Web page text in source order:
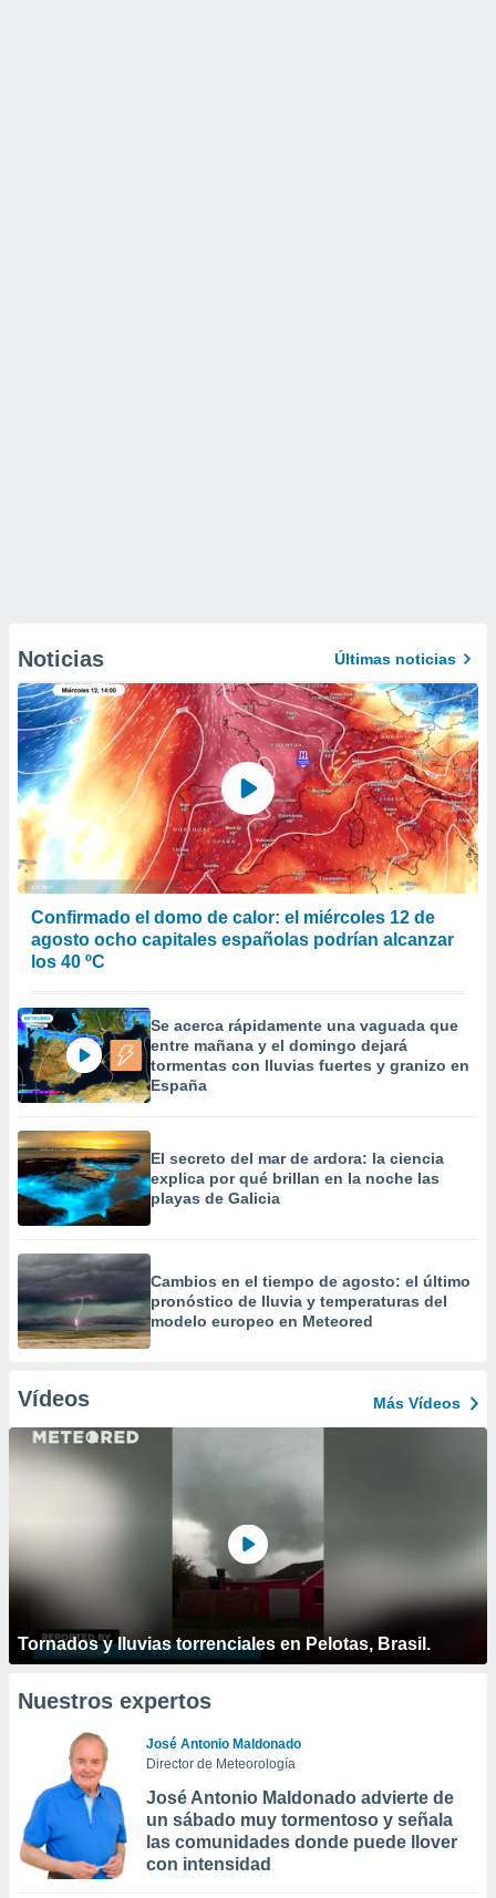
Noticias Últimas noticias
Confirmado el domo de calor: el miércoles 12 de
agosto ocho capitales españolas podrían alcanzar
los 40 ºC
Se acerca rápidamente una vaguada que
entre mañana y el domingo dejará
tormentas con lluvias fuertes y granizo en
España
El secreto del mar de ardora: la ciencia
explica por qué brillan en la noche las
playas de Galicia
Cambios en el tiempo de agosto: el último
pronóstico de lluvia y temperaturas del
modelo europeo en Meteored
Vídeos Más Vídeos
Tornados y lluvias torrenciales en Pelotas, Brasil.
Nuestros expertos
José Antonio Maldonado
Director de Meteorología
José Antonio Maldonado advierte de
un sábado muy tormentoso y señala
las comunidades donde puede llover
con intensidad